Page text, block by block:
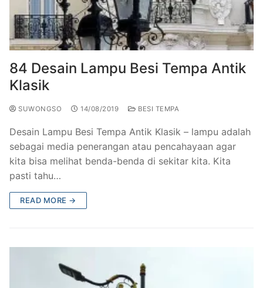
84 Desain Lampu Besi Tempa Antik
Klasik
SUWONGSO 14/08/2019 BESI TEMPA
Desain Lampu Besi Tempa Antik Klasik – lampu adalah
sebagai media penerangan atau pencahayaan agar
kita bisa melihat benda-benda di sekitar kita. Kita
pasti tahu…
READ MORE →